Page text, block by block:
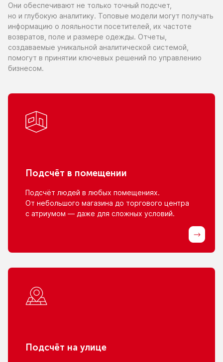
Они обеспечивают не только точный подсчет,
но и глубокую аналитику. Топовые модели могут получать
информацию о лояльности посетителей, их частоте
возвратов, поле и размере одежды. Отчеты,
создаваемые уникальной аналитической системой,
помогут в принятии ключевых решений по управлению
бизнесом.
Подсчёт в помещении
Подсчёт людей в любых помещениях.
От небольшого магазина до торгового центра
с атриумом — даже для сложных условий.
Подсчёт на улице